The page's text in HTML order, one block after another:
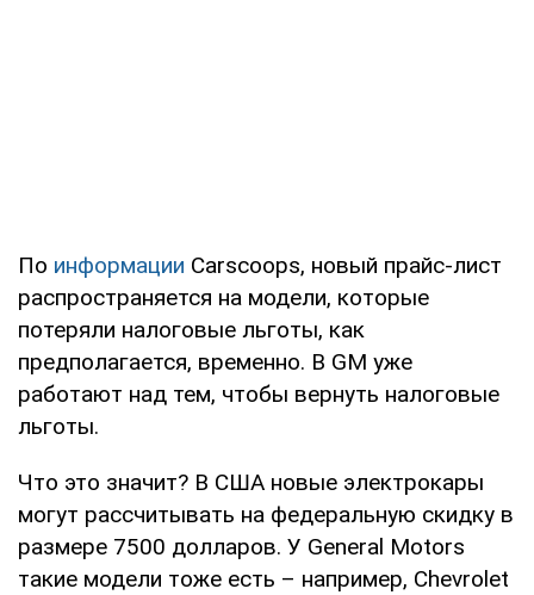
По информации Carscoops, новый прайс-лист
распространяется на модели, которые
потеряли налоговые льготы, как
предполагается, временно. В GM уже
работают над тем, чтобы вернуть налоговые
льготы.
Что это значит? В США новые электрокары
могут рассчитывать на федеральную скидку в
размере 7500 долларов. У General Motors
такие модели тоже есть – например, Chevrolet